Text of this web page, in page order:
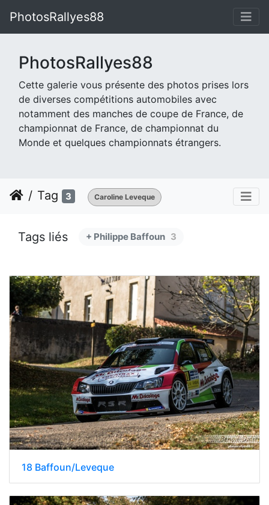
PhotosRallyes88
PhotosRallyes88
Cette galerie vous présente des photos prises lors
de diverses compétitions automobiles avec
notamment des manches de coupe de France, de
championnat de France, de championnat du
Monde et quelques championnats étrangers.
Tag 3 Caroline Leveque
Tags liés + Philippe Baffoun 3
18 Baffoun/Leveque